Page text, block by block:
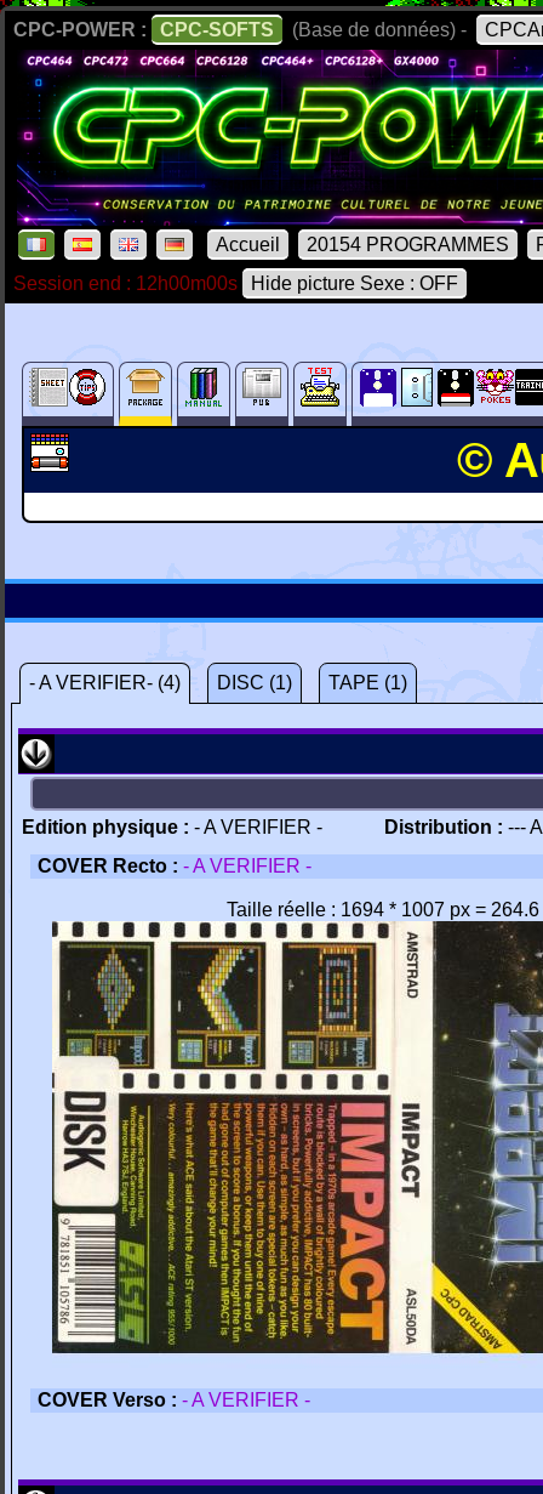
CPC-POWER : CPC-SOFTS (Base de données) -
Accueil 20154 PROGRAMMES
Session end : 12h00m00s
Hide picture Sexe : OFF
©
- A VERIFIER- (4) DISC (1) TAPE (1)
Edition physique : - A VERIFIER - Distribution : ---
COVER Recto : - A VERIFIER -
Taille réelle : 1694 * 1007 px =
COVER Verso : - A VERIFIER -